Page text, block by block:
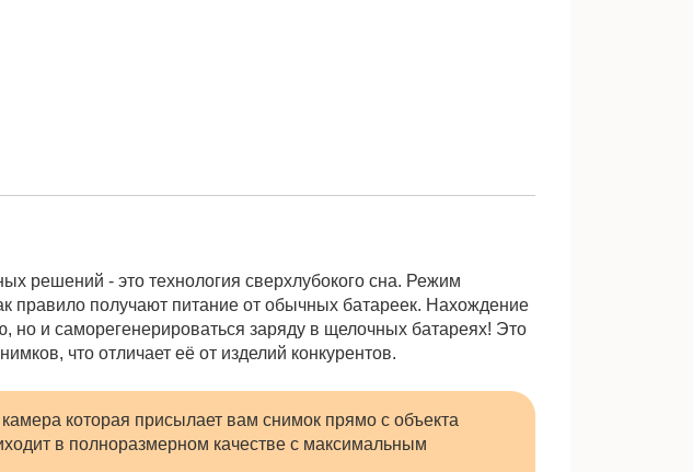
решений - это технология сверхлубокого сна. Режим
правило получают питание от обычных батареек. Нахождение
но и саморегенерироваться заряду в щелочных батареях! Это
что отличает её от изделий конкурентов.
которая присылает вам снимок прямо с объекта
в полноразмерном качестве с максимальным